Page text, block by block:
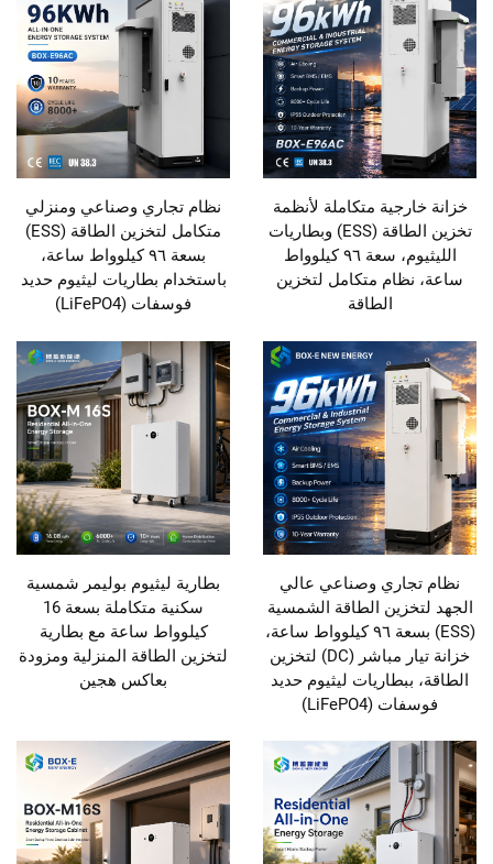
خزانة خارجية متكاملة لأنظمة
تخزين الطاقة (ESS) وبطاريات
الليثيوم، سعة ٩٦ كيلوواط
ساعة، نظام متكامل لتخزين
الطاقة
نظام تجاري وصناعي ومنزلي
متكامل لتخزين الطاقة (ESS)
بسعة ٩٦ كيلوواط ساعة،
باستخدام بطاريات ليثيوم حديد
فوسفات (LiFePO4)
نظام تجاري وصناعي عالي
الجهد لتخزين الطاقة الشمسية
(ESS) بسعة ٩٦ كيلوواط ساعة،
خزانة تيار مباشر (DC) لتخزين
الطاقة، ببطاريات ليثيوم حديد
فوسفات (LiFePO4)
بطارية ليثيوم بوليمر شمسية
سكنية متكاملة بسعة 16
كيلوواط ساعة مع بطارية
لتخزين الطاقة المنزلية ومزودة
بعاكس هجين